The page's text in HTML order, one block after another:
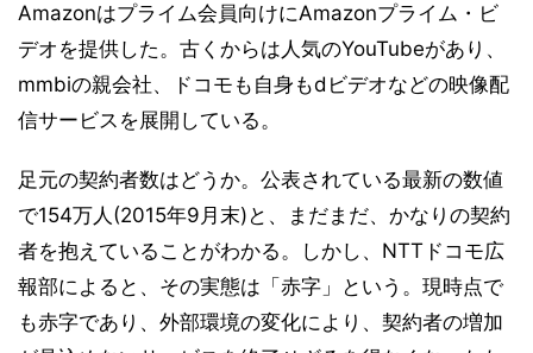
Amazonはプライム会員向けにAmazonプライム・ビ
デオを提供した。古くからは人気のYouTubeがあり、
mmbiの親会社、ドコモも自身もdビデオなどの映像配
信サービスを展開している。
足元の契約者数はどうか。公表されている最新の数値
で154万人(2015年9月末)と、まだまだ、かなりの契約
者を抱えていることがわかる。しかし、NTTドコモ広
報部によると、その実態は「赤字」という。現時点で
も赤字であり、外部環境の変化により、契約者の増加